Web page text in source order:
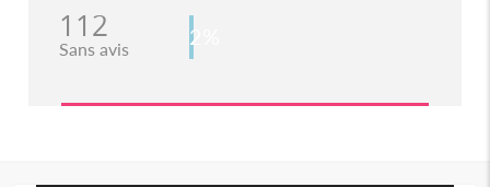
112
Sans avis 2%